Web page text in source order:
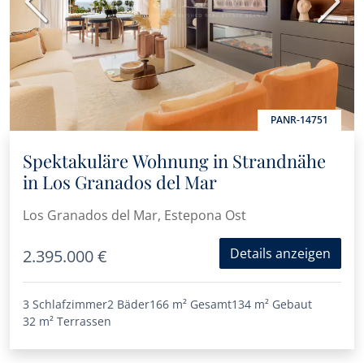
PANR-14751
Vorherige
Spektakuläre Wohnung in Strandnähe
in Los Granados del Mar
Los Granados del Mar, Estepona Ost
2.395.000 € Details anzeigen
3 Schlafzimmer2 Bäder166 m² Gesamt134 m² Gebaut
32 m² Terrassen